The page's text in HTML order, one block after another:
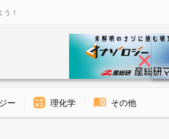
！
ー 理化学 その他